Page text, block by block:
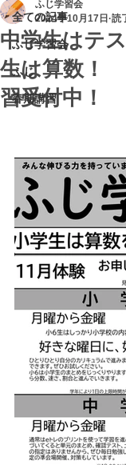
全ての記事
ふじ学習会
ふじ
春期講習
中学生はテ
生は算数！
習受付中！
ふじ学習会
2024年10月17日 読